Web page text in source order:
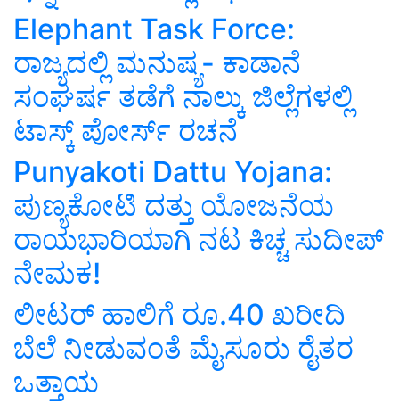
Elephant Task Force:
ರಾಜ್ಯದಲ್ಲಿ ಮನುಷ್ಯ- ಕಾಡಾನೆ
ಸಂಘರ್ಷ ತಡೆಗೆ ನಾಲ್ಕು ಜಿಲ್ಲೆಗಳಲ್ಲಿ
ಟಾಸ್ಕ್‌ ಪೋರ್ಸ್‌ ರಚನೆ
Punyakoti Dattu Yojana:
ಪುಣ್ಯಕೋಟಿ ದತ್ತು ಯೋಜನೆಯ
ರಾಯಭಾರಿಯಾಗಿ ನಟ ಕಿಚ್ಚ ಸುದೀಪ್‌
ನೇಮಕ!
ಲೀಟರ್‌ ಹಾಲಿಗೆ ರೂ.40 ಖರೀದಿ
ಬೆಲೆ ನೀಡುವಂತೆ ಮೈಸೂರು ರೈತರ
ಒತ್ತಾಯ